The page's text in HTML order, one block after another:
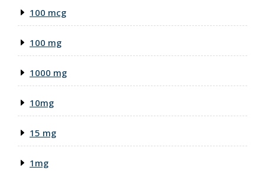
100 mcg
100 mg
1000 mg
10mg
15 mg
1mg